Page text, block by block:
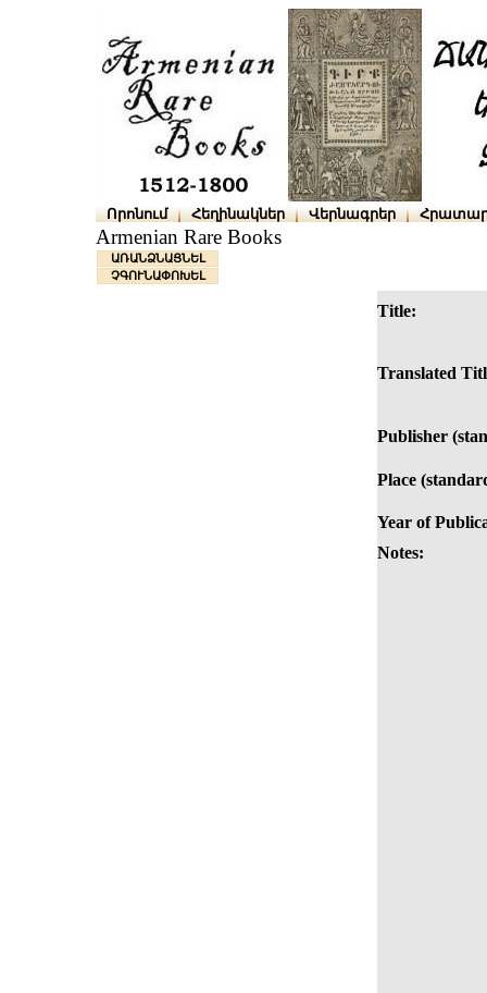
Որոնում Հեղինակներ Վերնագրեր
Armenian Rare Books
ԱՌԱՆՁՆԱՑՆԵԼ
ՉԳՈՒՆԱՓՈԽԵԼ
Title:
Translated
Publisher
Place
Year of
Notes: